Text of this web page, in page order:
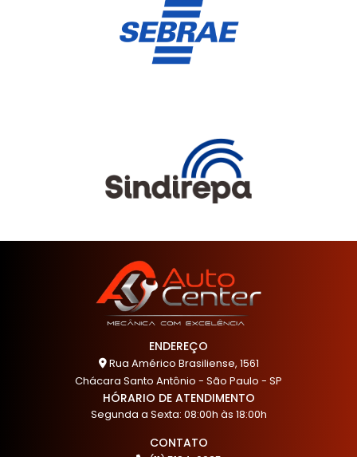
ENDEREÇO
Rua Américo Brasiliense, 1561
Chácara Santo Antônio - São Paulo - SP
HÓRARIO DE ATENDIMENTO
Segunda a Sexta: 08:00h às 18:00h
CONTATO